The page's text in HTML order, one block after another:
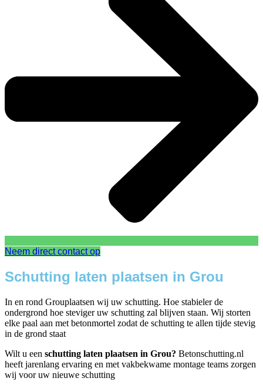
Neem direct contact op
Schutting laten plaatsen in Grou
In en rond Grouplaatsen wij uw schutting. Hoe stabieler de
ondergrond hoe steviger uw schutting zal blijven staan. Wij storten
elke paal aan met betonmortel zodat de schutting te allen tijde stevig
in de grond staat
Wilt u een schutting laten plaatsen in Grou? Betonschutting.nl
heeft jarenlang ervaring en met vakbekwame montage teams zorgen
wij voor uw nieuwe schutting